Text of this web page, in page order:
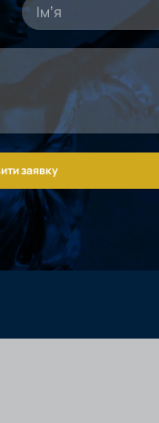
заявку